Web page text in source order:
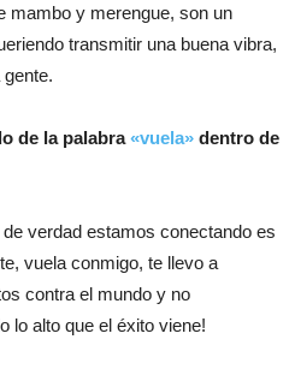
mambo y merengue, son un
transmitir una buena vibra,
de la palabra«vuela» dentro de
verdad estamos conectando es
vuela conmigo, te llevo a
contra el mundo y no
lo alto que el éxito viene!